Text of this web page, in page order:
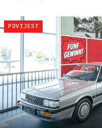
POVIJEST